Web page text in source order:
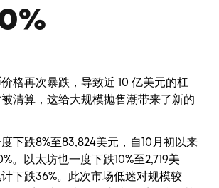
格再次暴跌，导致近 10 亿美元的杠
清算，这给大规模抛售潮带来了新的
下跌8%至83,824美元，自10月初以来
。以太坊也一度下跌10%至2,719美
下跌36%。此次市场低迷对规模较